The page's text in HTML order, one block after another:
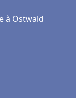
à Ostwald